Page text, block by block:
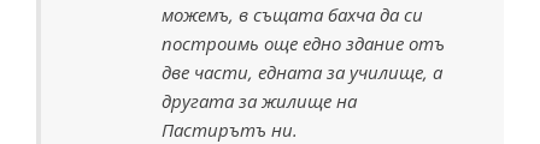
можемъ, в същата бахча да си
построимь още едно здание отъ
две части, едната за училище, а
другата за жилище на
Пастирътъ ни.